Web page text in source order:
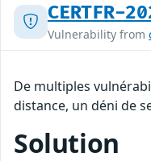
CERTFR-
Vulnerability from
De multiples
distance, un déni de
Solution